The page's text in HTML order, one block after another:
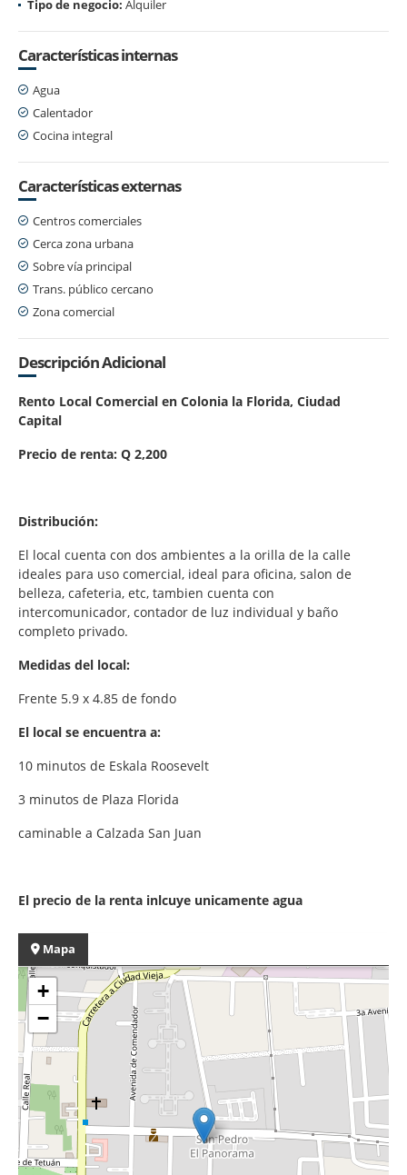
Tipo de negocio: Alquiler
Características internas
Agua
Calentador
Cocina integral
Características externas
Centros comerciales
Cerca zona urbana
Sobre vía principal
Trans. público cercano
Zona comercial
Descripción Adicional
Rento Local Comercial en Colonia la Florida, Ciudad
Capital
Precio de renta: Q 2,200
Distribución:
El local cuenta con dos ambientes a la orilla de la calle
ideales para uso comercial, ideal para oficina, salon de
belleza, cafeteria, etc, tambien cuenta con
intercomunicador, contador de luz individual y baño
completo privado.
Medidas del local:
Frente 5.9 x 4.85 de fondo
El local se encuentra a:
10 minutos de Eskala Roosevelt
3 minutos de Plaza Florida
caminable a Calzada San Juan
El precio de la renta inlcuye unicamente agua
Mapa
+
−